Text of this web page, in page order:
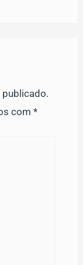
publicado.
com *